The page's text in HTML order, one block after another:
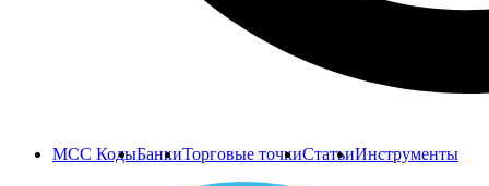
MCC КодыБанкиТорговые точкиСтатьиИнструменты